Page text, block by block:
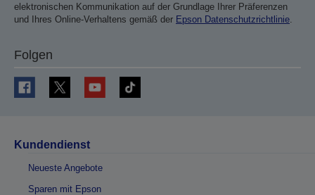
elektronischen Kommunikation auf der Grundlage Ihrer Präferenzen
und Ihres Online-Verhaltens gemäß der Epson Datenschutzrichtlinie
Folgen
Kundendienst
Neueste Angebote
Sparen mit Epson